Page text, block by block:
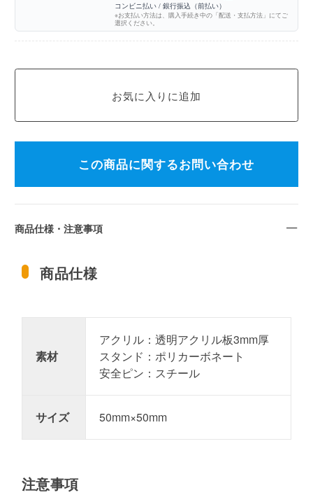
コンビニ払い / 銀行振込（前払い）
※お支払い方法は、購入手続き中の「配送・支払方法」にてご
選択ください。
この商品に関するお問い合わせ
商品仕様・注意事項
商品仕様
素材
アクリル：透明アクリル板3mm厚
スタンド：ポリカーボネート
安全ピン：スチール
サイズ 50mm×50mm
注意事項